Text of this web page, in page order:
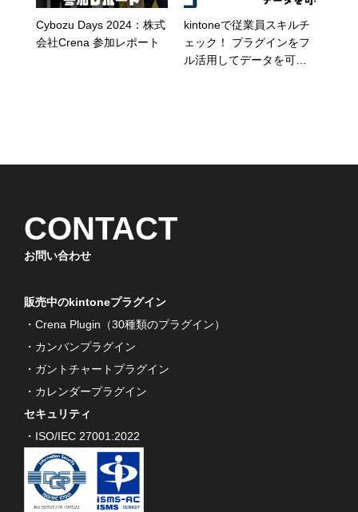
Cybozu Days 2024：株式
会社Crena 参加レポート
kintoneで従業員スキルチ
ェック！ プラグインをフ
ル活用してデータを可視
CONTACT
お問い合わせ
販売中のkintoneプラグイン
・Crena Plugin（30種類のプラグイン）
・カンバンプラグイン
・ガントチャートプラグイン
・カレンダープラグイン
セキュリティ
・ISO/IEC 27001:2022